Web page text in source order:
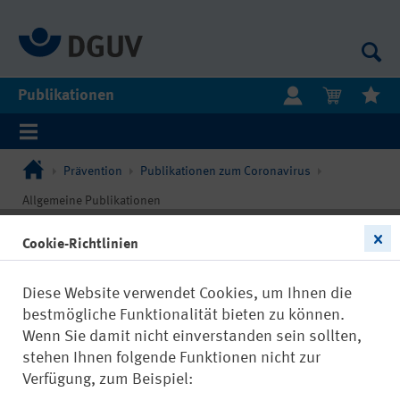
Publikationen
Prävention Publikationen zum Coronavirus
Allgemeine Publikationen
Cookie-Richtlinien
Diese Website verwendet Cookies, um Ihnen die
bestmögliche Funktionalität bieten zu können.
Wenn Sie damit nicht einverstanden sein sollten,
stehen Ihnen folgende Funktionen nicht zur
Verfügung, zum Beispiel: